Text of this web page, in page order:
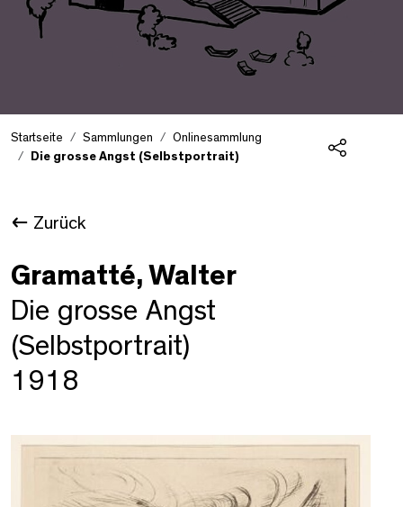
Startseite Sammlungen
Onlinesammlung
Die grosse Angst (Selbstportrait)
Zurück
Gramatté, Walter
Die grosse Angst
(Selbstportrait)
1918